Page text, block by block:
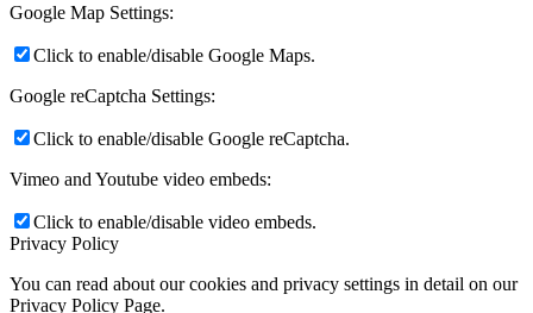
Google Map Settings:
Click to enable/disable Google Maps.
Google reCaptcha Settings:
Click to enable/disable Google reCaptcha.
Vimeo and Youtube video embeds:
Click to enable/disable video embeds.
Privacy Policy
You can read about our cookies and privacy settings in detail on our
Privacy Policy Page.